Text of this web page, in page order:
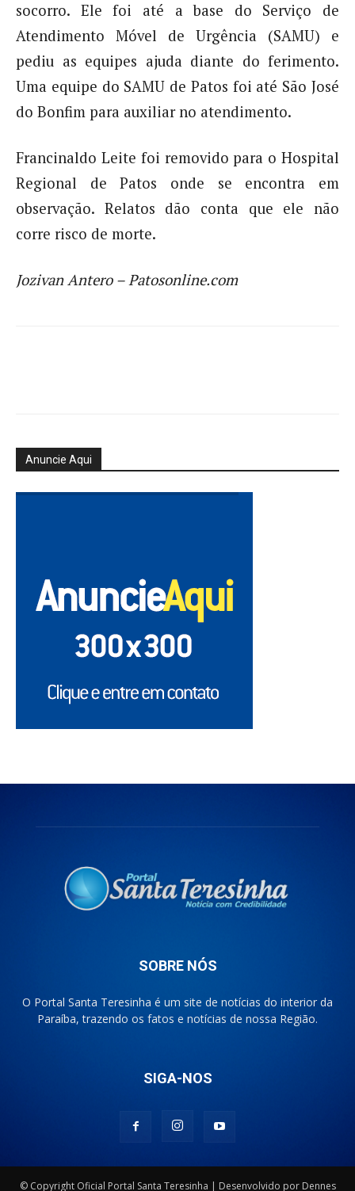
socorro. Ele foi até a base do Serviço de
Atendimento Móvel de Urgência (SAMU) e
pediu as equipes ajuda diante do ferimento.
Uma equipe do SAMU de Patos foi até São José
do Bonfim para auxiliar no atendimento.
Francinaldo Leite foi removido para o Hospital
Regional de Patos onde se encontra em
observação. Relatos dão conta que ele não
corre risco de morte.
Jozivan Antero – Patosonline.com
Anuncie Aqui
SOBRE NÓS
O Portal Santa Teresinha é um site de notícias do interior da
Paraíba, trazendo os fatos e notícias de nossa Região.
SIGA-NOS
© Copyright Oficial Portal Santa Teresinha | Desenvolvido por Dennes